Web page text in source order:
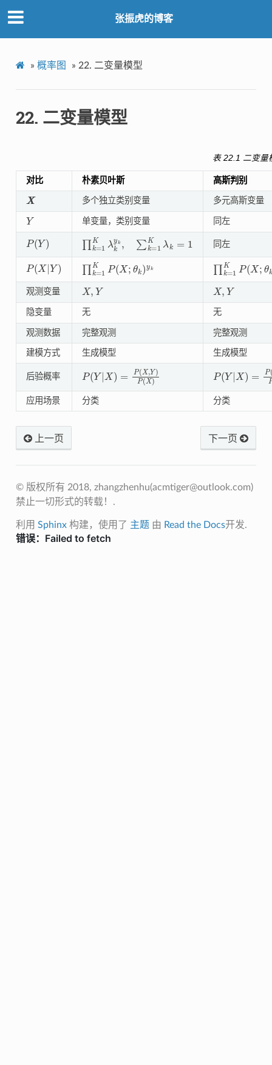
张振虎的博客
» 概率图 » 22. 二变量模型
22. 二变量模型
表 22.1 二变量
对比 朴素贝叶斯 高斯判别
XX 多个独立类别变量 多元高斯变量
Y 单变量，类别变量 同左
P(Y) ∏k= K λk ,∑k= K 1 同左
P(X|Y) ∏k= KP(X θk)yk ∏k= KP(X θ
观测变量 X,Y X,Y
隐变量 无 无
观测数据 完整观测 完整观测
建模方式 生成模型 生成模型
后验概率 P(Y|X)=P Y)P(X P(Y|X)=P Y
应用场景 分类 分类
下一页
上一页
© 版权所有 2018, zhangzhenhu(acmtiger@outlook.com)
禁止一切形式的转载！.
利用 Sphinx构建，使用了 主题 由 Read the Docs开发.